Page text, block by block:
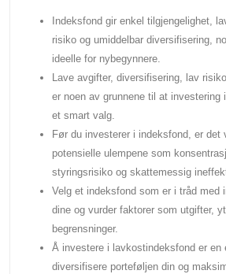
Indeksfond gir enkel tilgjengelighet,
risiko og umiddelbar diversifisering,
ideelle for nybegynnere.
Lave avgifter, diversifisering, lav
er noen av grunnene til at
et smart valg.
Før du investerer i indeksfond, er det
potensielle ulempene som
styringsrisiko og skattemessig
Velg et indeksfond som er i tråd med
dine og vurder faktorer som utgifter,
begrensninger.
Å investere i lavkostindeksfond er en
diversifisere porteføljen din og